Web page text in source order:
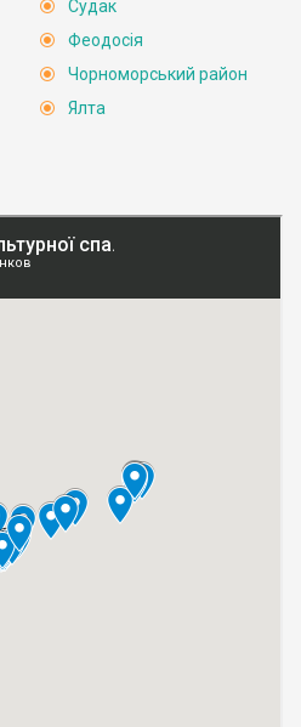
Судак
Феодосія
Чорноморський район
Ялта